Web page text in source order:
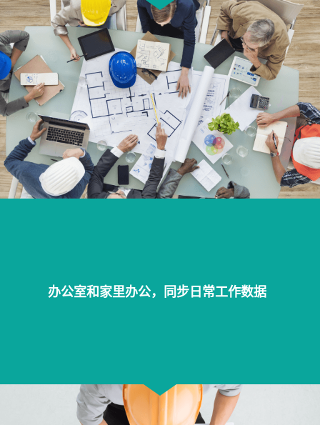
办公室和家里办公，同步日常工作数据